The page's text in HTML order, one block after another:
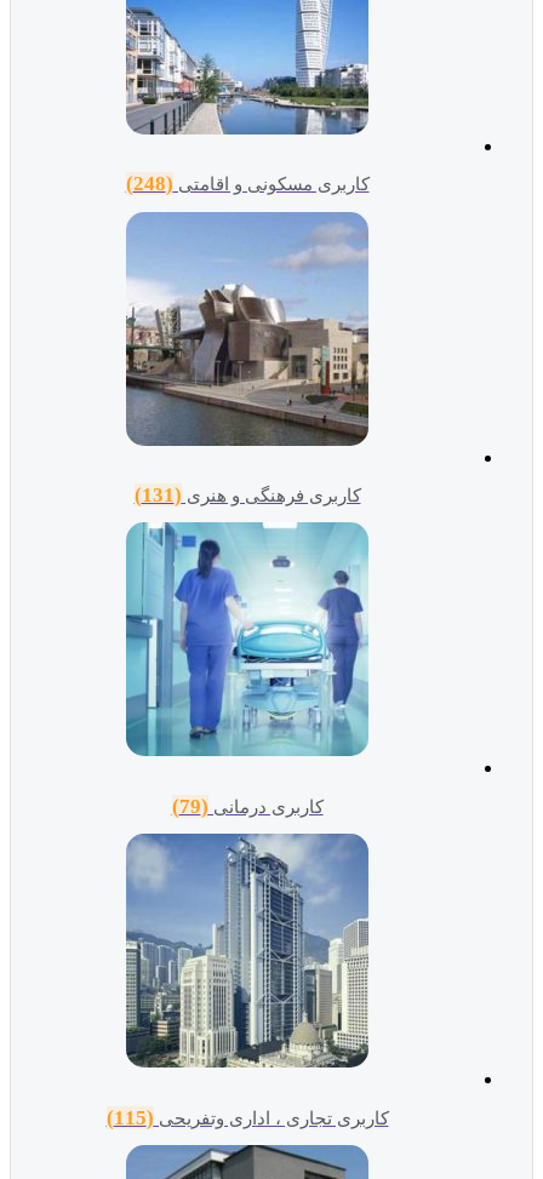
کاربری مسکونی و اقامتی (248)
کاربری فرهنگی و هنری (131)
کاربری درمانی (79)
کاربری تجاری ، اداری وتفریحی (115)